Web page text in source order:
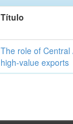
Título
The role of Central
high-value exports